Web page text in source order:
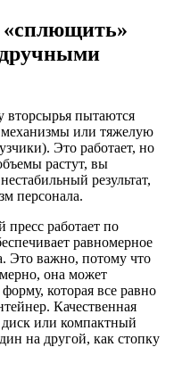
«сплющить»
вторсырья пытаются
механизмы или тяжелую
Это работает, но
растут, вы
результат,
персонала.
работает по
равномерное
Это важно, потому что
она может
которая все равно
Качественная
диск или компактный
на другой, как стопку